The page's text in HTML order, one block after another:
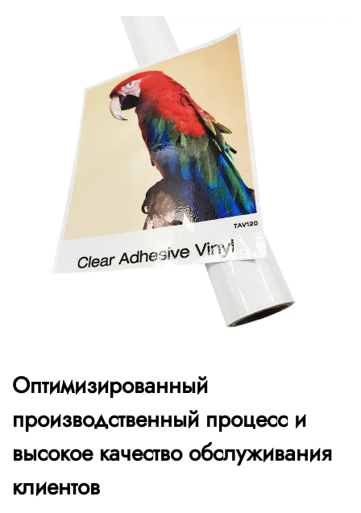
Оптимизированный
производственный процесс и
высокое качество обслуживания
клиентов